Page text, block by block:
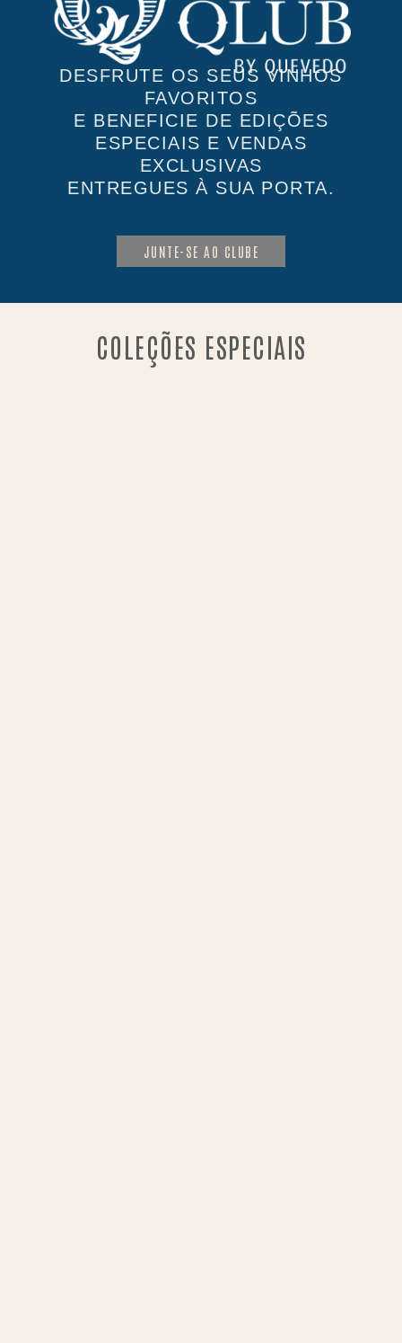
DESFRUTE OS SEUS VINHOS
FAVORITOS
E BENEFICIE DE EDIÇÕES
ESPECIAIS E VENDAS
EXCLUSIVAS
ENTREGUES À SUA PORTA.
JUNTE-SE AO CLUBE
COLEÇÕES ESPECIAIS